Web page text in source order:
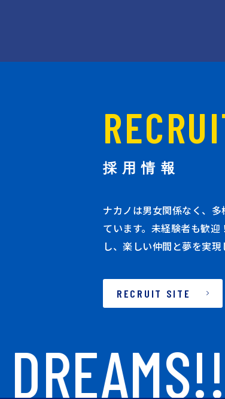
採用情報
ナカノは男女関係なく、多
ています。未経験者も歓迎
し、楽しい仲間と夢を実現
RECRUIT SITE